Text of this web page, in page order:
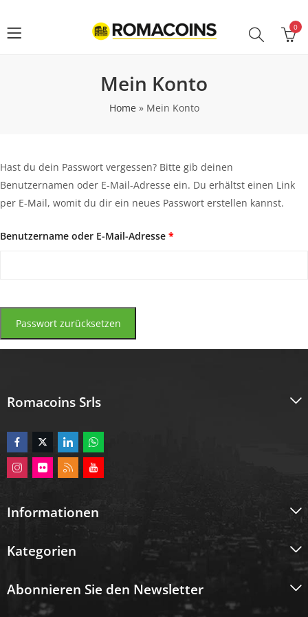
0
Mein Konto
Home» Mein Konto
Hast du dein Passwort vergessen? Bitte gib deinen
Benutzernamen oder E-Mail-Adresse ein. Du erhältst einen Link
per E-Mail, womit du dir ein neues Passwort erstellen kannst.
Benutzername oder E-Mail-Adresse *
Passwort zurücksetzen
Romacoins Srls
Informationen
Kategorien
Abonnieren Sie den Newsletter